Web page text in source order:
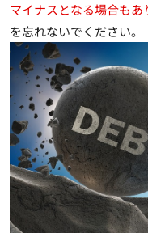
マイナスとなる場合もあ
を忘れないでください。